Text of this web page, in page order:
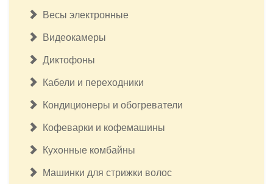
Весы электронные
Видеокамеры
Диктофоны
Кабели и переходники
Кондиционеры и обогреватели
Кофеварки и кофемашины
Кухонные комбайны
Машинки для стрижки волос